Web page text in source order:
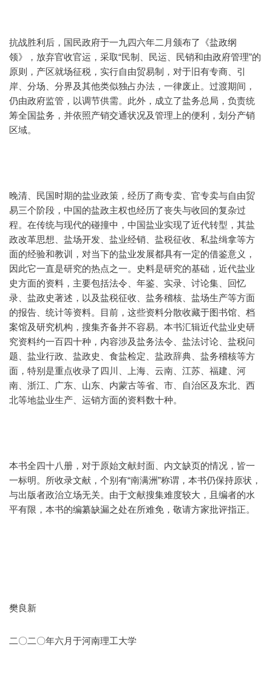
抗战胜利后，国民政府于一九四六年二月颁布了《盐政纲
领》，放弃官收官运，采取“民制、民运、民销和由政府管理”的
原则，产区就场征税，实行自由贸易制，对于旧有专商、引
岸、分场、分界及其他类似独占办法，一律废止。过渡期间，
仍由政府监管，以调节供需。此外，成立了盐务总局，负责统
筹全国盐务，并依照产销交通状况及管理上的便利，划分产销
区域。
晚清、民国时期的盐业政策，经历了商专卖、官专卖与自由贸
易三个阶段，中国的盐政主权也经历了丧失与收回的复杂过
程。在传统与现代的碰撞中，中国盐业实现了近代转型，其盐
政改革思想、盐场开发、盐业经销、盐税征收、私盐缉拿等方
面的经验和教训，对当下的盐业发展都具有一定的借鉴意义，
因此它一直是研究的热点之一。史料是研究的基础，近代盐业
史方面的资料，主要包括法令、年鉴、实录、讨论集、回忆
录、盐政史著述，以及盐税征收、盐务稽核、盐场生产等方面
的报告、统计等资料。目前，这些资料分散收藏于图书馆、档
案馆及研究机构，搜集齐备并不容易。本书汇辑近代盐业史研
究资料约一百四十种，内容涉及盐务法令、盐法讨论、盐税问
题、盐业行政、盐政史、食盐检定、盐政辞典、盐务稽核等方
面，特别是重点收录了四川、上海、云南、江苏、福建、河
南、浙江、广东、山东、内蒙古等省、市、自治区及东北、西
北等地盐业生产、运销方面的资料数十种。
本书全四十八册，对于原始文献封面、内文缺页的情况，皆一
一标明。所收录文献，个别有“南满洲”称谓，本书仍保持原状，
与出版者政治立场无关。由于文献搜集难度较大，且编者的水
平有限，本书的编纂缺漏之处在所难免，敬请方家批评指正。
樊良新
二〇二〇年六月于河南理工大学